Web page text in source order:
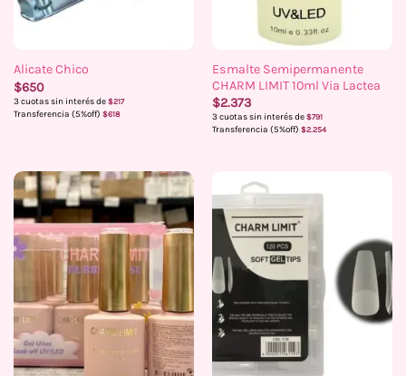
Alicate Chico
$650
3 cuotas sin interés de $217
Transferencia (5%off) $618
Esmalte Semipermanente
CHARM LIMIT 10ml Via Lactea
$2.373
3 cuotas sin interés de $791
Transferencia (5%off) $2.254